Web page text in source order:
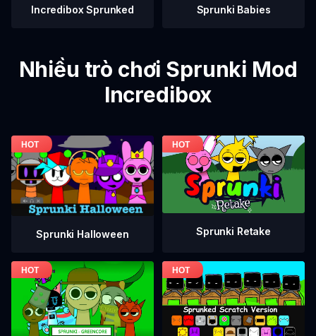
Incredibox Sprunked Sprunki Babies
Nhiều trò chơi Sprunki Mod
Incredibox
Sprunki Halloween Sprunki Retake